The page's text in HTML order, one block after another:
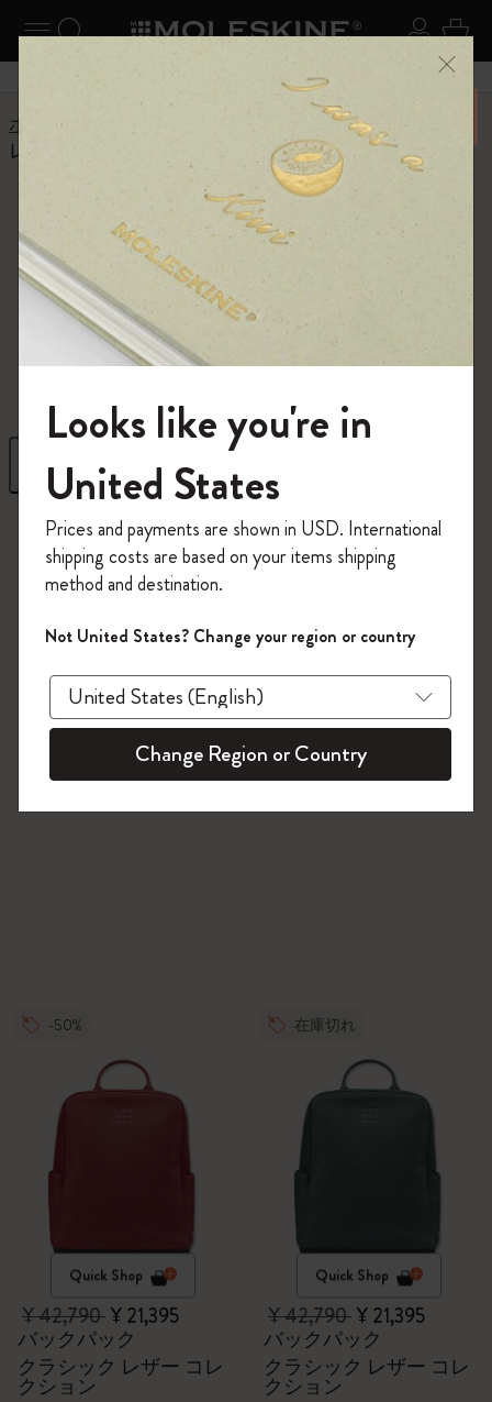
ナビゲーションの切替 ログ
検索 (キーワードなど) カ
6,500円以上のご購入で送料無料 メニ
ーを閉じる
ホーム
バックパック
レザー バックパック
レザー バックパッ
ク
ノマドライフのためのレザーバッグ
フィルター
6 プロダクツ
-50%
Quick Shop
¥ 42,790¥ 21,395
バックパック
クラシック レザー コレ
クション
在庫切れ
Quick Shop
¥ 42,790¥ 21,395
バックパック
クラシック レザー コレ
クション
モレスキンの世界へようこそ
「WELCOME10」を入力すると、初回注
文が10%オフ＋送料無料になります。セ
ール・アウトレット品は適用外。
Moleskineアカウントを作成して限定オフ
ァーや会員特典、さらに多くのインスピ
レーションを手に入れましょう。
今すぐ会員登録 !
Looks like you're in
United States
Prices and payments are shown in USD. International
shipping costs are based on your items shipping
method and destination.
Not United States? Change your region or country
Change Region or Country